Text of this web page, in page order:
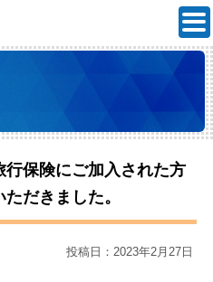
保険にご加入された方
だきました。
投稿日：2023年2月27日